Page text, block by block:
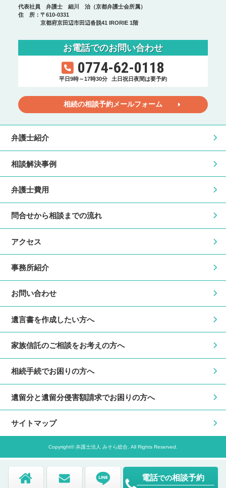
代表社員 弁護士 細川 治（京都弁護士会所属）
住 所：〒610-0331
京都府京田辺市田辺沓脱41 IRORIE 1階
お電話でのお問い合わせ
0774-62-0118
平日9時～17時30分 土日祝日夜間は要予約
相続の相談予約メールフォーム
弁護士紹介
相談解決事例
弁護士費用
問合せから相談までの流れ
アクセス
事務所紹介
お問い合わせ
遺言書を作成したい方へ
家族信託のご相談をお考えの方へ
相続手続でお困りの方へ
遺留分と遺留分侵害額請求でお困りの方へ
サイトマップ
Copyright© 弁護士法人 みそら総合. All Rights Reserved.
電話での相談予約